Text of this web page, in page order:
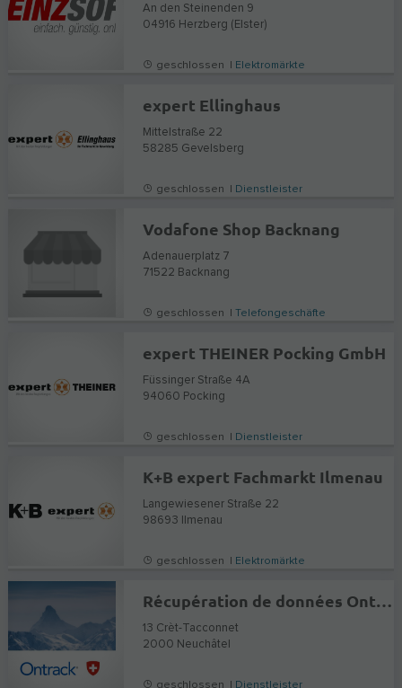
An den Steinenden 9
04916 Herzberg (Elster)
geschlossen | Elektromärkte
expert Ellinghaus
Mittelstraße 22
58285 Gevelsberg
geschlossen | Dienstleister
Vodafone Shop Backnang
Adenauerplatz 7
71522 Backnang
geschlossen |Telefongeschäfte
expert THEINER Pocking GmbH
Füssinger Straße 4A
94060 Pocking
geschlossen | Dienstleister
K+B expert Fachmarkt Ilmenau
Langewiesener Straße 22
98693
Ilmenau
geschlossen | Elektromärkte
Récupération de données Ontrack
13 Crèt-Tacconnet
2000 Neuchâtel
geschlossen | Dienstleister